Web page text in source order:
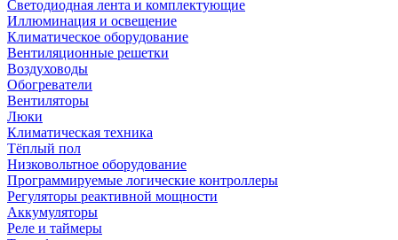
Светодиодная лента и комплектующие
Иллюминация и освещение
Климатическое оборудование
Вентиляционные решетки
Воздуховоды
Обогреватели
Вентиляторы
Люки
Климатическая техника
Тёплый пол
Низковольтное оборудование
Программируемые логические контроллеры
Регуляторы реактивной мощности
Аккумуляторы
Реле и таймеры